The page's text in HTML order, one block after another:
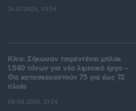
26.07.2026, 09:54
Κίνα: Σήκωσαν τσιμεντένιο μπλοκ
1.540 τόνων για νέο λιμενικό έργο –
Θα κατασκευαστούν 75 για έως 72
πλοία
08.08.2026, 21:24